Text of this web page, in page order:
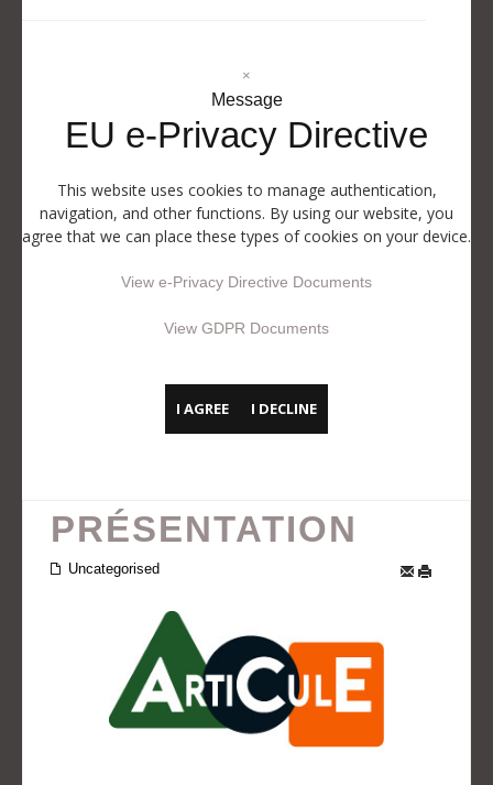
×
Message
EU e-Privacy Directive
This website uses cookies to manage authentication,
navigation, and other functions. By using our website, you
agree that we can place these types of cookies on your device.
View e-Privacy Directive Documents
View GDPR Documents
I AGREE I DECLINE
PRÉSENTATION
Uncategorised